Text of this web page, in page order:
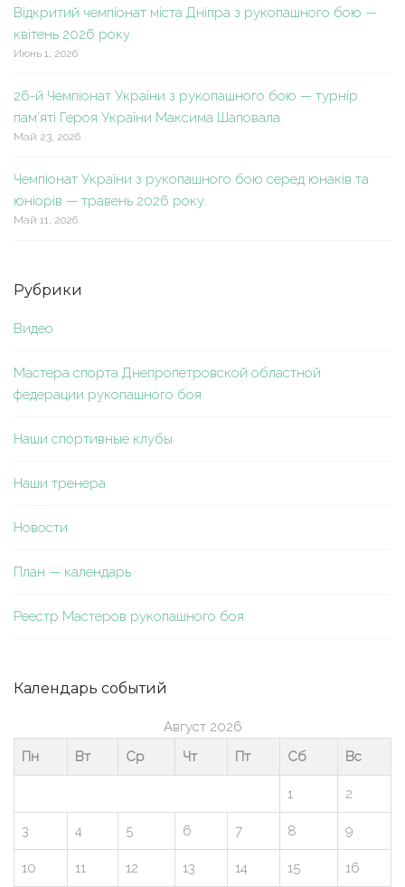
Відкритий чемпіонат міста Дніпра з рукопашного бою —
квітень 2026 року.
Июнь 1, 2026
26-й Чемпіонат України з рукопашного бою — турнір
пам’яті Героя України Максима Шаповала.
Май 23, 2026
Чемпіонат України з рукопашного бою серед юнаків та
юніорів — травень 2026 року.
Май 11, 2026
Рубрики
Видео
Мастера спорта Днепропетровской областной
федерации рукопашного боя
Наши спортивные клубы
Наши тренера
Новости
План — календарь
Реестр Мастеров рукопашного боя
Календарь событий
Август 2026
Пн
Вт Ср Чт Пт Сб Вс
1 2
3 4 5 6 7 8 9
10 11 12 13 14 15 16